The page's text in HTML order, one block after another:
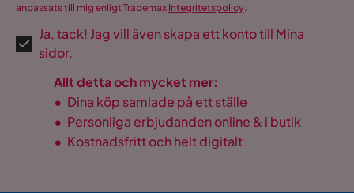
anpassats till mig enligt Trademax Integritetspolicy.
Ja, tack! Jag vill även skapa ett konto till Mina
sidor.
Allt detta och mycket mer:
• Dina köp samlade på ett ställe
• Personliga erbjudanden online & i butik
• Kostnadsfritt och helt digitalt